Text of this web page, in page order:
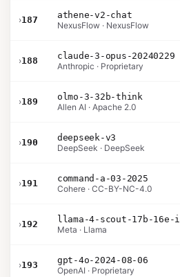
›187
athene-v2-chat
NexusFlow · NexusFlow
›188
claude-3-opus-20240229
Anthropic · Proprietary
›189
olmo-3-32b-think
Allen AI · Apache 2.0
›190
deepseek-v3
DeepSeek · DeepSeek
›191
command-a-03-2025
Cohere · CC-BY-NC-4.0
›192
Meta · Llama
›193
gpt-4o-2024-08-06
OpenAI · Proprietary